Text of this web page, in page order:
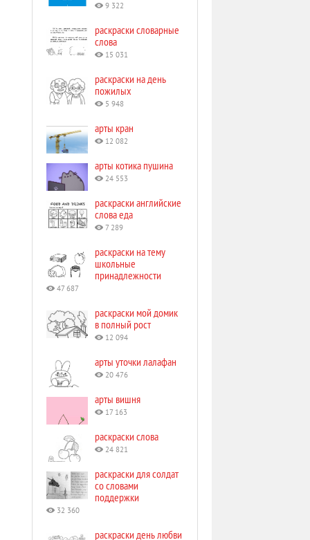
9 322
раскраски словарные
слова
15 031
раскраски на день
пожилых
5 948
арты кран
12 082
арты котика пушина
24 553
раскраски английские
слова еда
7 289
раскраски на тему
школьные
принадлежности
47 687
раскраски мой домик
в полный рост
12 094
арты уточки лалафан
20 476
арты вишня
17 163
раскраски слова
24 821
раскраски для солдат
со словами
поддержки
32 360
раскраски день любви